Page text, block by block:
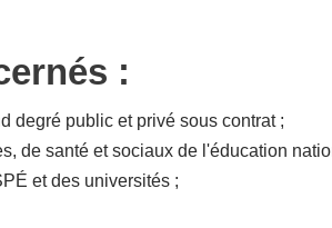
:
degré public et privé sous contrat ;
de santé et sociaux de l'éducation
et des universités ;